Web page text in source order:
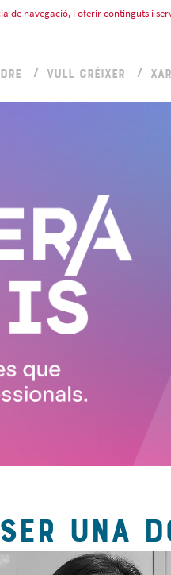
de navegació, i oferir continguts i
VULL CRÉIXER
UNA